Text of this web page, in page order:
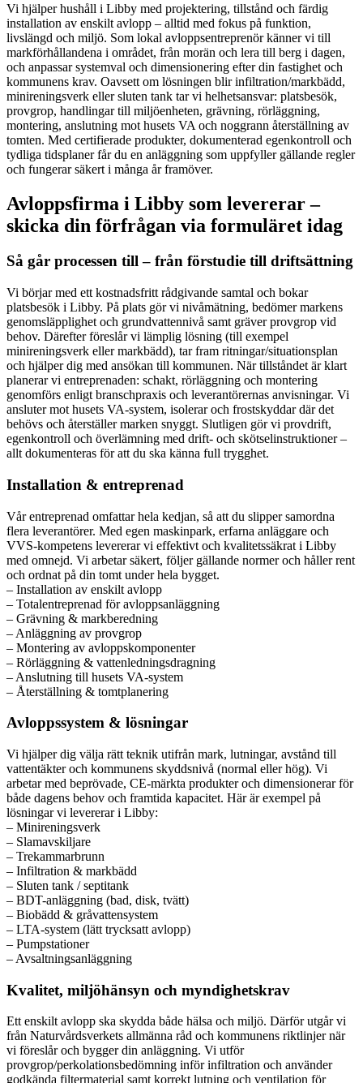
Vi hjälper hushåll i Libby med projektering, tillstånd och färdig
installation av enskilt avlopp – alltid med fokus på funktion,
livslängd och miljö. Som lokal avloppsentreprenör känner vi till
markförhållandena i området, från morän och lera till berg i dagen,
och anpassar systemval och dimensionering efter din fastighet och
kommunens krav. Oavsett om lösningen blir infiltration/markbädd,
minireningsverk eller sluten tank tar vi helhetsansvar: platsbesök,
provgrop, handlingar till miljöenheten, grävning, rörläggning,
montering, anslutning mot husets VA och noggrann återställning av
tomten. Med certifierade produkter, dokumenterad egenkontroll och
tydliga tidsplaner får du en anläggning som uppfyller gällande regler
och fungerar säkert i många år framöver.
Avloppsfirma i Libby som levererar –
skicka din förfrågan via formuläret idag
Så går processen till – från förstudie till driftsättning
Vi börjar med ett kostnadsfritt rådgivande samtal och bokar
platsbesök i Libby. På plats gör vi nivåmätning, bedömer markens
genomsläpplighet och grundvattennivå samt gräver provgrop vid
behov. Därefter föreslår vi lämplig lösning (till exempel
minireningsverk eller markbädd), tar fram ritningar/situationsplan
och hjälper dig med ansökan till kommunen. När tillståndet är klart
planerar vi entreprenaden: schakt, rörläggning och montering
genomförs enligt branschpraxis och leverantörernas anvisningar. Vi
ansluter mot husets VA-system, isolerar och frostskyddar där det
behövs och återställer marken snyggt. Slutligen gör vi provdrift,
egenkontroll och överlämning med drift- och skötselinstruktioner –
allt dokumenteras för att du ska känna full trygghet.
Installation & entreprenad
Vår entreprenad omfattar hela kedjan, så att du slipper samordna
flera leverantörer. Med egen maskinpark, erfarna anläggare och
VVS-kompetens levererar vi effektivt och kvalitetssäkrat i Libby
med omnejd. Vi arbetar säkert, följer gällande normer och håller rent
och ordnat på din tomt under hela bygget.
– Installation av enskilt avlopp
– Totalentreprenad för avloppsanläggning
– Grävning & markberedning
– Anläggning av provgrop
– Montering av avloppskomponenter
– Rörläggning & vattenledningsdragning
– Anslutning till husets VA-system
– Återställning & tomtplanering
Avloppssystem & lösningar
Vi hjälper dig välja rätt teknik utifrån mark, lutningar, avstånd till
vattentäkter och kommunens skyddsnivå (normal eller hög). Vi
arbetar med beprövade, CE-märkta produkter och dimensionerar för
både dagens behov och framtida kapacitet. Här är exempel på
lösningar vi levererar i Libby:
– Minireningsverk
– Slamavskiljare
– Trekammarbrunn
– Infiltration & markbädd
– Sluten tank / septitank
– BDT-anläggning (bad, disk, tvätt)
– Biobädd & gråvattensystem
– LTA-system (lätt trycksatt avlopp)
– Pumpstationer
– Avsaltningsanläggning
Kvalitet, miljöhänsyn och myndighetskrav
Ett enskilt avlopp ska skydda både hälsa och miljö. Därför utgår vi
från Naturvårdsverkets allmänna råd och kommunens riktlinjer när
vi föreslår och bygger din anläggning. Vi utför
provgrop/perkolationsbedömning inför infiltration och använder
godkända filtermaterial samt korrekt lutning och ventilation för